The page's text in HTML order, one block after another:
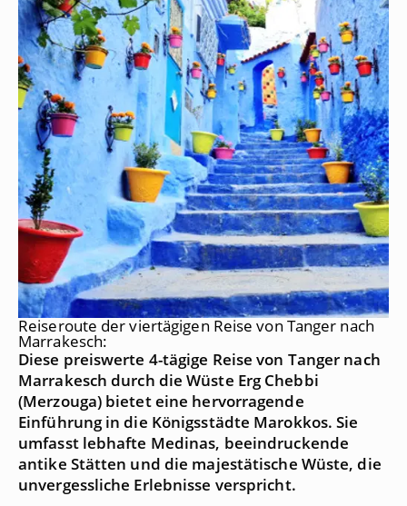
Reiseroute der viertägigen Reise von Tanger nach
Marrakesch:
Diese preiswerte 4-tägige Reise von Tanger nach
Marrakesch durch die Wüste Erg Chebbi
(Merzouga) bietet eine hervorragende
Einführung in die Königsstädte Marokkos. Sie
umfasst lebhafte Medinas, beeindruckende
antike Stätten und die majestätische Wüste, die
unvergessliche Erlebnisse verspricht.